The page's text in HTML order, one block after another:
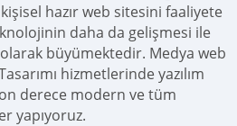
hazır web sitesini faaliyete
daha da gelişmesi ile
büyümektedir. Medya web
hizmetlerinde yazılım
derece modern ve tüm
yapıyoruz.